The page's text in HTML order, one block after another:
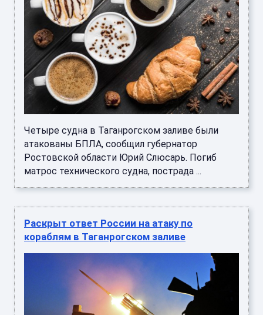
Четыре судна в Таганрогском заливе были
атакованы БПЛА, сообщил губернатор
Ростовской области Юрий Слюсарь. Погиб
матрос технического судна, пострада ...
Раскрыт ответ России на атаку по
кораблям в Таганрогском заливе